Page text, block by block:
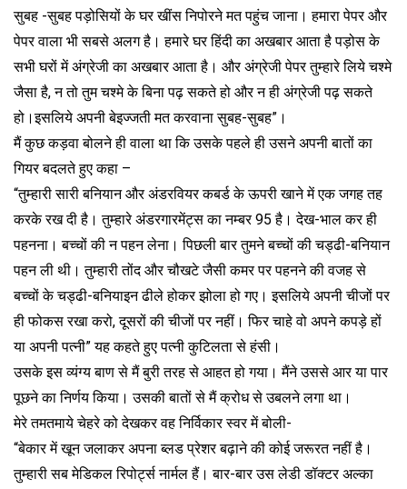
सुबह -सुबह पड़ोसियों के घर खींस निपोरने मत पहुंच जाना। हमारा पेपर और
पेपर वाला भी सबसे अलग है। हमारे घर हिंदी का अखबार आता है पड़ोस के
सभी घरों में अंग्रेजी का अखबार आता है। और अंग्रेजी पेपर तुम्हारे लिये चश्मे
जैसा है, न तो तुम चश्मे के बिना पढ़ सकते हो और न ही अंग्रेजी पढ़ सकते
हो।इसलिये अपनी बेइज्जती मत करवाना सुबह-सुबह”।
मैं कुछ कड़वा बोलने ही वाला था कि उसके पहले ही उसने अपनी बातों का
गियर बदलते हुए कहा –
“तुम्हारी सारी बनियान और अंडरवियर कबर्ड के ऊपरी खाने में एक जगह तह
करके रख दी है। तुम्हारे अंडरगारमेंट्स का नम्बर 95 है। देख-भाल कर ही
पहनना। बच्चों की न पहन लेना। पिछली बार तुमने बच्चों की चड्ढी-बनियान
पहन ली थी। तुम्हारी तोंद और चौखटे जैसी कमर पर पहनने की वजह से
बच्चों के चड्ढी-बनियाइन ढीले होकर झोला हो गए। इसलिये अपनी चीजों पर
ही फोकस रखा करो, दूसरों की चीजों पर नहीं। फिर चाहे वो अपने कपड़े हों
या अपनी पत्नी” यह कहते हुए पत्नी कुटिलता से हंसी।
उसके इस व्यंग्य बाण से मैं बुरी तरह से आहत हो गया। मैंने उससे आर या पार
पूछने का निर्णय किया। उसकी बातों से मैं क्रोध से उबलने लगा था।
मेरे तमतमाये चेहरे को देखकर वह निर्विकार स्वर में बोली-
“बेकार में खून जलाकर अपना ब्लड प्रेशर बढ़ाने की कोई जरूरत नहीं है।
तुम्हारी सब मेडिकल रिपोर्ट्स नार्मल हैं। बार-बार उस लेडी डॉक्टर अल्का